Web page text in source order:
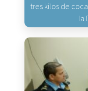
tres kilos de
la